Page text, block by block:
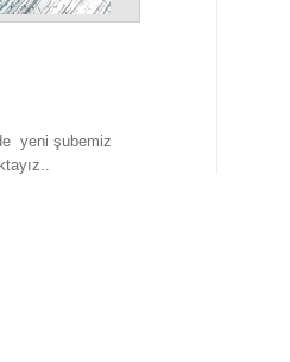
yeni şubemiz